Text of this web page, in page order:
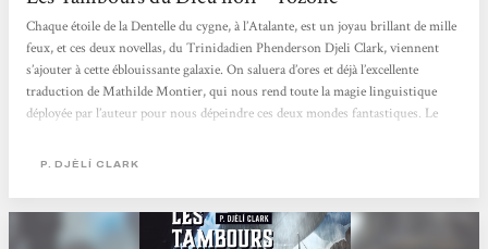
Chaque étoile de la Dentelle du cygne, à l’Atalante, est un joyau brillant de mille
feux, et ces deux novellas, du Trinidadien Phenderson Djeli Clark, viennent
s’ajouter à cette éblouissante galaxie. On saluera d’ores et déjà l’excellente
traduction de Mathilde Montier, qui nous rend toute la magie linguistique
déployée par l’auteur pour nous dépeindre ces deux mondes fantastiques. Le
visuel, qui contamine rapidement l’ouïe et presque l’odorat. Tandis qu’on prend
P. DJÈLÍ CLARK